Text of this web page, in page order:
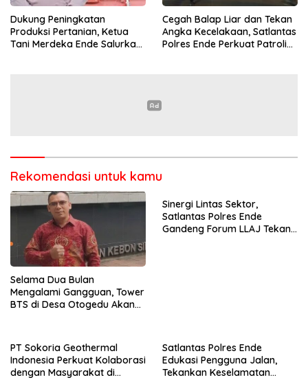
Dukung Peningkatan
Produksi Pertanian, Ketua
Tani Merdeka Ende Salurkan
Cegah Balap Liar dan Tekan
Angka Kecelakaan, Satlantas
Polres Ende Perkuat Patroli
Rekomendasi untuk kamu
Selama Dua Bulan
Mengalami Gangguan, Tower
BTS di Desa Otogedu Akan
Sinergi Lintas Sektor,
Satlantas Polres Ende
Gandeng Forum LLAJ Tekan
PT Sokoria Geothermal
Indonesia Perkuat Kolaborasi
dengan Masyarakat di
Satlantas Polres Ende
Edukasi Pengguna Jalan,
Tekankan Keselamatan